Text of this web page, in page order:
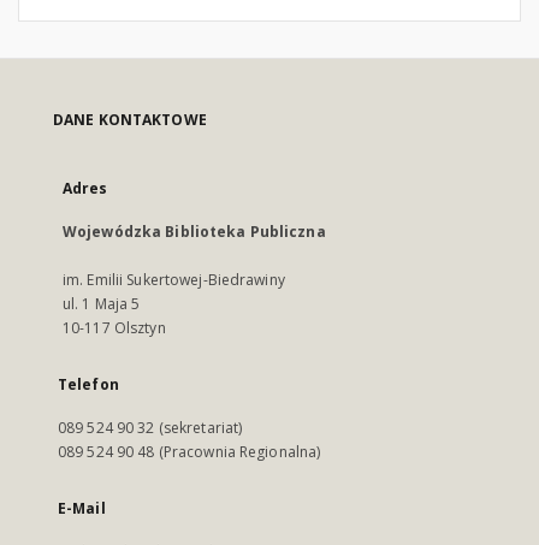
DANE KONTAKTOWE
Adres
Wojewódzka Biblioteka Publiczna
im. Emilii Sukertowej-Biedrawiny
ul. 1 Maja 5
10-117 Olsztyn
Telefon
089 524 90 32 (sekretariat)
089 524 90 48 (Pracownia Regionalna)
E-Mail